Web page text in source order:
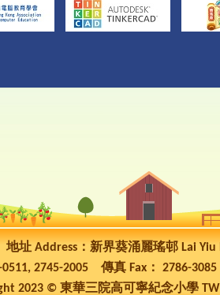
地址 Address：新界葵涌麗瑤邨 Lai Yiu
0511, 2745-2005 傳真 Fax： 2786-
2023 © 東華三院高可寧紀念小學